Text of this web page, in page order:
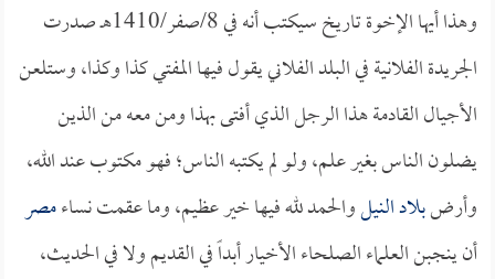
وهذا أيها الإخوة تاريخ سيكتب أنه في 8/صفر/1410هـ صدرت
الجريدة الفلانية في البلد الفلاني يقول فيها المفتي كذا وكذا، وستلعن
الأجيال القادمة هذا الرجل الذي أفتى بهذا ومن معه من الذين
يضلون الناس بغير علم، ولو لم يكتبه الناس؛ فهو مكتوب عند الله،
وأرضبلاد النيلوالحمد لله فيها خير عظيم، وما عقمت نساءمصر
أن ينجبن العلماء الصلحاء الأخيار أبداً في القديم ولا في الحديث،